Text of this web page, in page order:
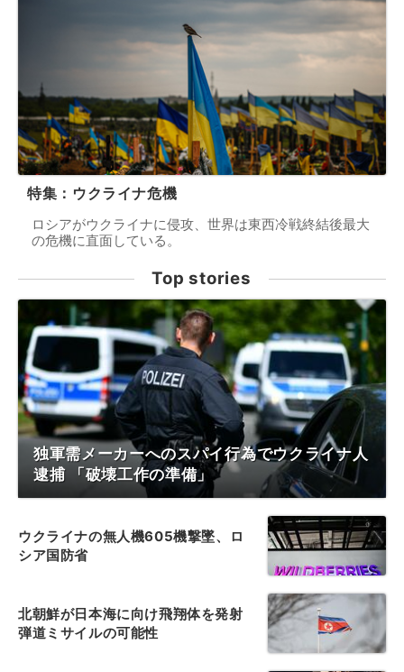
特集：ウクライナ危機
ロシアがウクライナに侵攻、世界は東西冷戦終結後最大
の危機に直面している。
Top stories
独軍需メーカーへのスパイ行為でウクライナ人
逮捕 「破壊工作の準備」
ウクライナの無人機605機撃墜、ロ
シア国防省
北朝鮮が日本海に向け飛翔体を発射
弾道ミサイルの可能性